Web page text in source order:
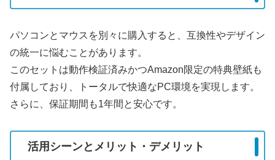
パソコンとマウスを別々に購入すると、互換性やデザイン
の統一に悩むことがあります。
このセットは動作検証済みかつAmazon限定の特典壁紙も
付属しており、トータルで快適なPC環境を実現します。
さらに、保証期間も1年間と安心です。
活用シーンとメリット・デメリット